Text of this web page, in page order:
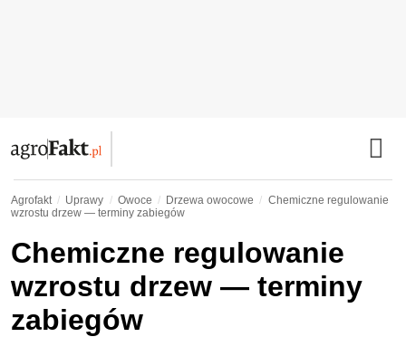
Agrofakt Uprawy Owoce Drzewa owocowe
Chemiczne regulowanie
wzrostu drzew — terminy zabiegów
Chemiczne regulowanie
wzrostu drzew — terminy
zabiegów